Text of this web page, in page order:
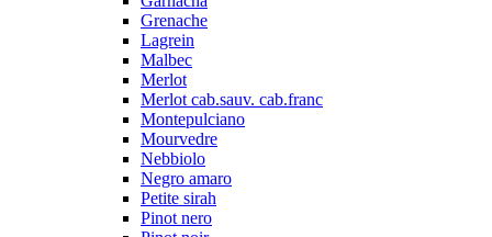
Grenache
Lagrein
Malbec
Merlot
Merlot cab.sauv. cab.franc
Montepulciano
Mourvedre
Nebbiolo
Negro amaro
Petite sirah
Pinot nero